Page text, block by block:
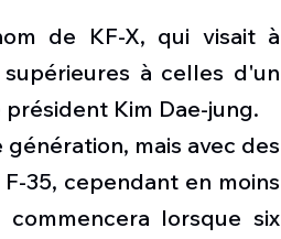
de KF-X, qui visait à
à celles d'un
Kim Dae-jung.
mais avec des
35, cependant en moins
lorsque six